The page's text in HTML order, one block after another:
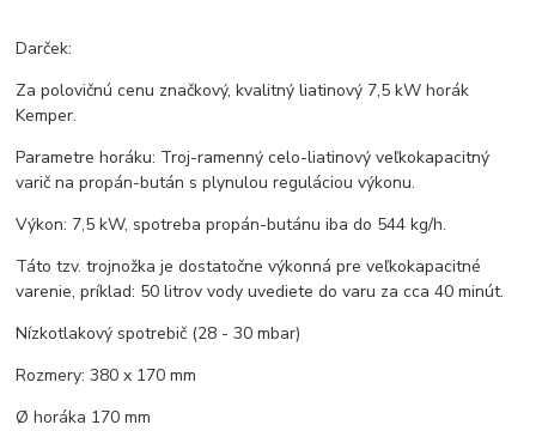
Darček:
Za polovičnú cenu značkový, kvalitný liatinový 7,5 kW horák
Kemper.
Parametre horáku: Troj-ramenný celo-liatinový veľkokapacitný
varič na propán-bután s plynulou reguláciou výkonu.
Výkon: 7,5 kW, spotreba propán-butánu iba do 544 kg/h.
Táto tzv. trojnožka je dostatočne výkonná pre veľkokapacitné
varenie, príklad: 50 litrov vody uvediete do varu za cca 40 minút.
Nízkotlakový spotrebič (28 - 30 mbar)
Rozmery: 380 x 170 mm
Ø horáka 170 mm